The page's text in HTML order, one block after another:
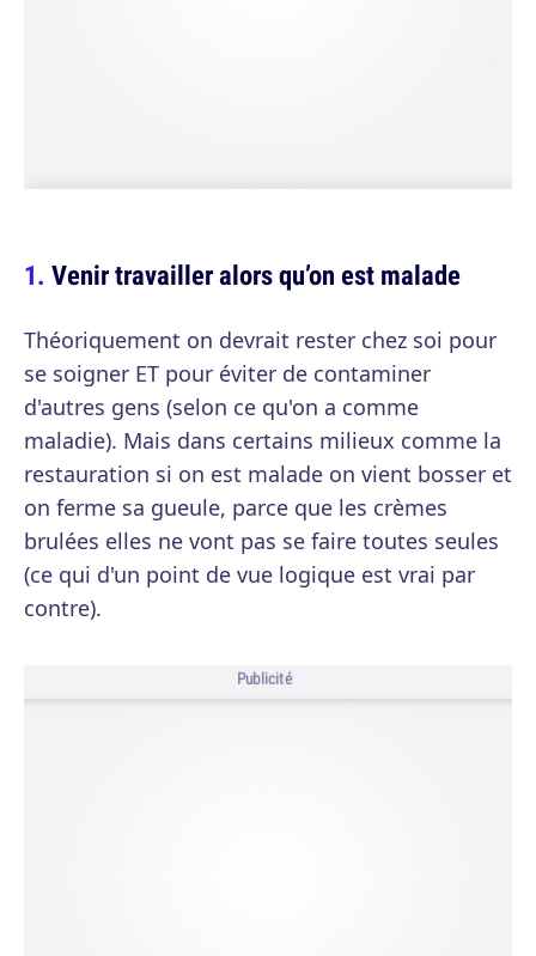
Venir travailler alors qu’on est malade
Théoriquement on devrait rester chez soi pour
se soigner ET pour éviter de contaminer
d'autres gens (selon ce qu'on a comme
maladie). Mais dans certains milieux comme la
restauration si on est malade on vient bosser et
on ferme sa gueule, parce que les crèmes
brulées elles ne vont pas se faire toutes seules
(ce qui d'un point de vue logique est vrai par
contre).
Publicité